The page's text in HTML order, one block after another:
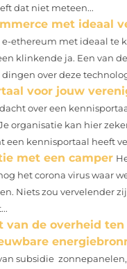
dat niet meteen...
met ideaal
ethereum met ideaal te
klinkende ja. Een van
over deze
voor jouw
over een
organisatie kan hier
een kennisportaal heeft
met een camper
het corona virus waar
Niets zou vervelender
van de overheid ten
subsidie